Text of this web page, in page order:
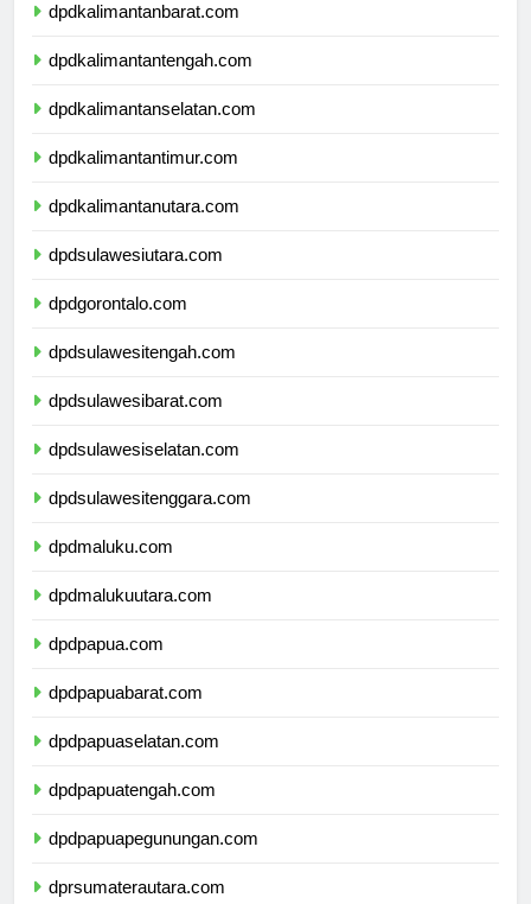
dpdkalimantanbarat.com
dpdkalimantantengah.com
dpdkalimantanselatan.com
dpdkalimantantimur.com
dpdkalimantanutara.com
dpdsulawesiutara.com
dpdgorontalo.com
dpdsulawesitengah.com
dpdsulawesibarat.com
dpdsulawesiselatan.com
dpdsulawesitenggara.com
dpdmaluku.com
dpdmalukuutara.com
dpdpapua.com
dpdpapuabarat.com
dpdpapuaselatan.com
dpdpapuatengah.com
dpdpapuapegunungan.com
dprsumaterautara.com